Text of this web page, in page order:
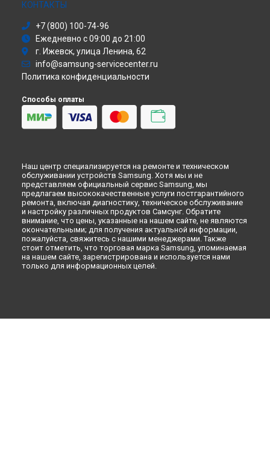
Ремонт робота-пылесоса VR30T85513W/EV Samsung в
Ремонт робота-пылесоса VR30T85513W/EV Samsung в
Тюмени
Ремонт робота-пылесоса VR30T85513W/EV Samsung в
Иркутске
Ремонт робота-пылесоса VR30T85513W/EV Samsung в
Ремонт робота-пылесоса VR30T85513W/EV Samsung в
Ремонт робота-пылесоса VR30T85513W/EV Samsung в
Ремонт робота-пылесоса VR30T85513W/EV Samsung в
Ульяновске
Ремонт робота-пылесоса VR30T85513W/EV Samsung в
Кирове
Ремонт робота-пылесоса VR30T85513W/EV Samsung в
Москве
Ремонт робота-пылесоса VR30T85513W/EV Samsung в
Санкт-Петербурге
Моноблок
Атс
Смарт-часы
Варочная панель
Посудомоечная машина
Морозильная камера
Кондиционер
Духовой шкаф
Вытяжка
КОНТАКТЫ
+7 (800) 100-74-96
Ежедневно с 09:00 до 21:00
г. Ижевск, улица Ленина, 62
info@samsung-servicecenter.ru
Политика конфиденциальности
Способы оплаты
Наш центр специализируется на ремонте и техническом
обслуживании устройств Samsung. Хотя мы и не
представляем официальный сервис Samsung, мы
предлагаем высококачественные услуги постгарантийного
ремонта, включая диагностику, техническое обслуживание
и настройку различных продуктов Самсунг. Обратите
внимание, что цены, указанные на нашем сайте, не являются
окончательными; для получения актуальной информации,
пожалуйста, свяжитесь с нашими менеджерами. Также
стоит отметить, что торговая марка Samsung, упоминаемая
на нашем сайте, зарегистрирована и используется нами
только для информационных целей.